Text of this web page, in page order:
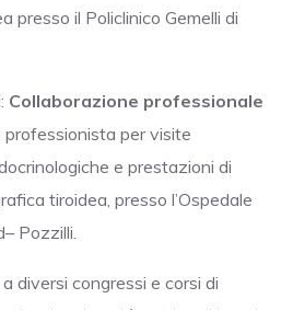
presso il Policlinico Gemelli di
Collaborazione professionale
professionista per visite
e prestazioni di
tiroidea, presso l’Ospedale
Pozzilli.
diversi congressi e corsi di